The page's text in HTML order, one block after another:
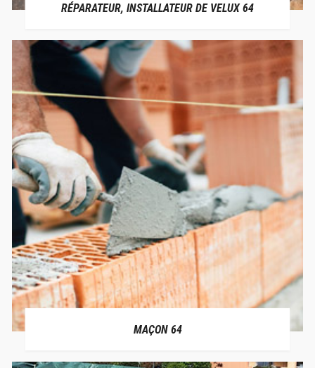
RÉPARATEUR, INSTALLATEUR DE VELUX 64
MAÇON 64